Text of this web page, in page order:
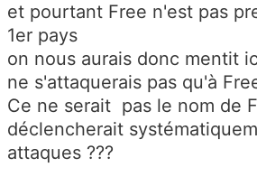
et pourtant Free n'est pas
1er pays
on nous aurais donc mentit
ne s'attaquerais pas qu'à
Ce ne serait pas le nom de
déclencherait
attaques ???